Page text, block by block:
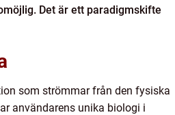
Det är ett paradigmskifte
som strömmar från den fysiska
användarens unika biologi i